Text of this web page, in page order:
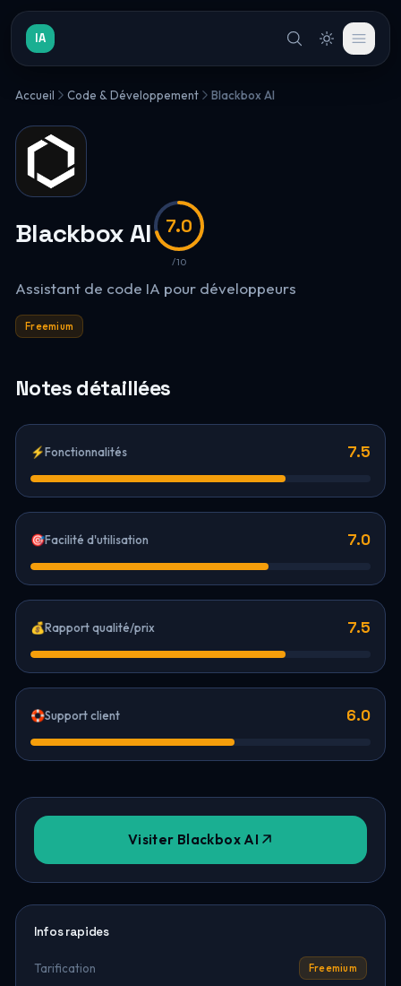
IA
Accueil Code & Développement Blackbox AI
Blackbox AI 7.0
/10
Assistant de code IA pour développeurs
Freemium
Notes détaillées
⚡Fonctionnalités 7.5
🎯Facilité d'utilisation 7.0
💰Rapport qualité/prix 7.5
🛟Support client 6.0
Visiter Blackbox AI
Infos rapides
Tarification Freemium